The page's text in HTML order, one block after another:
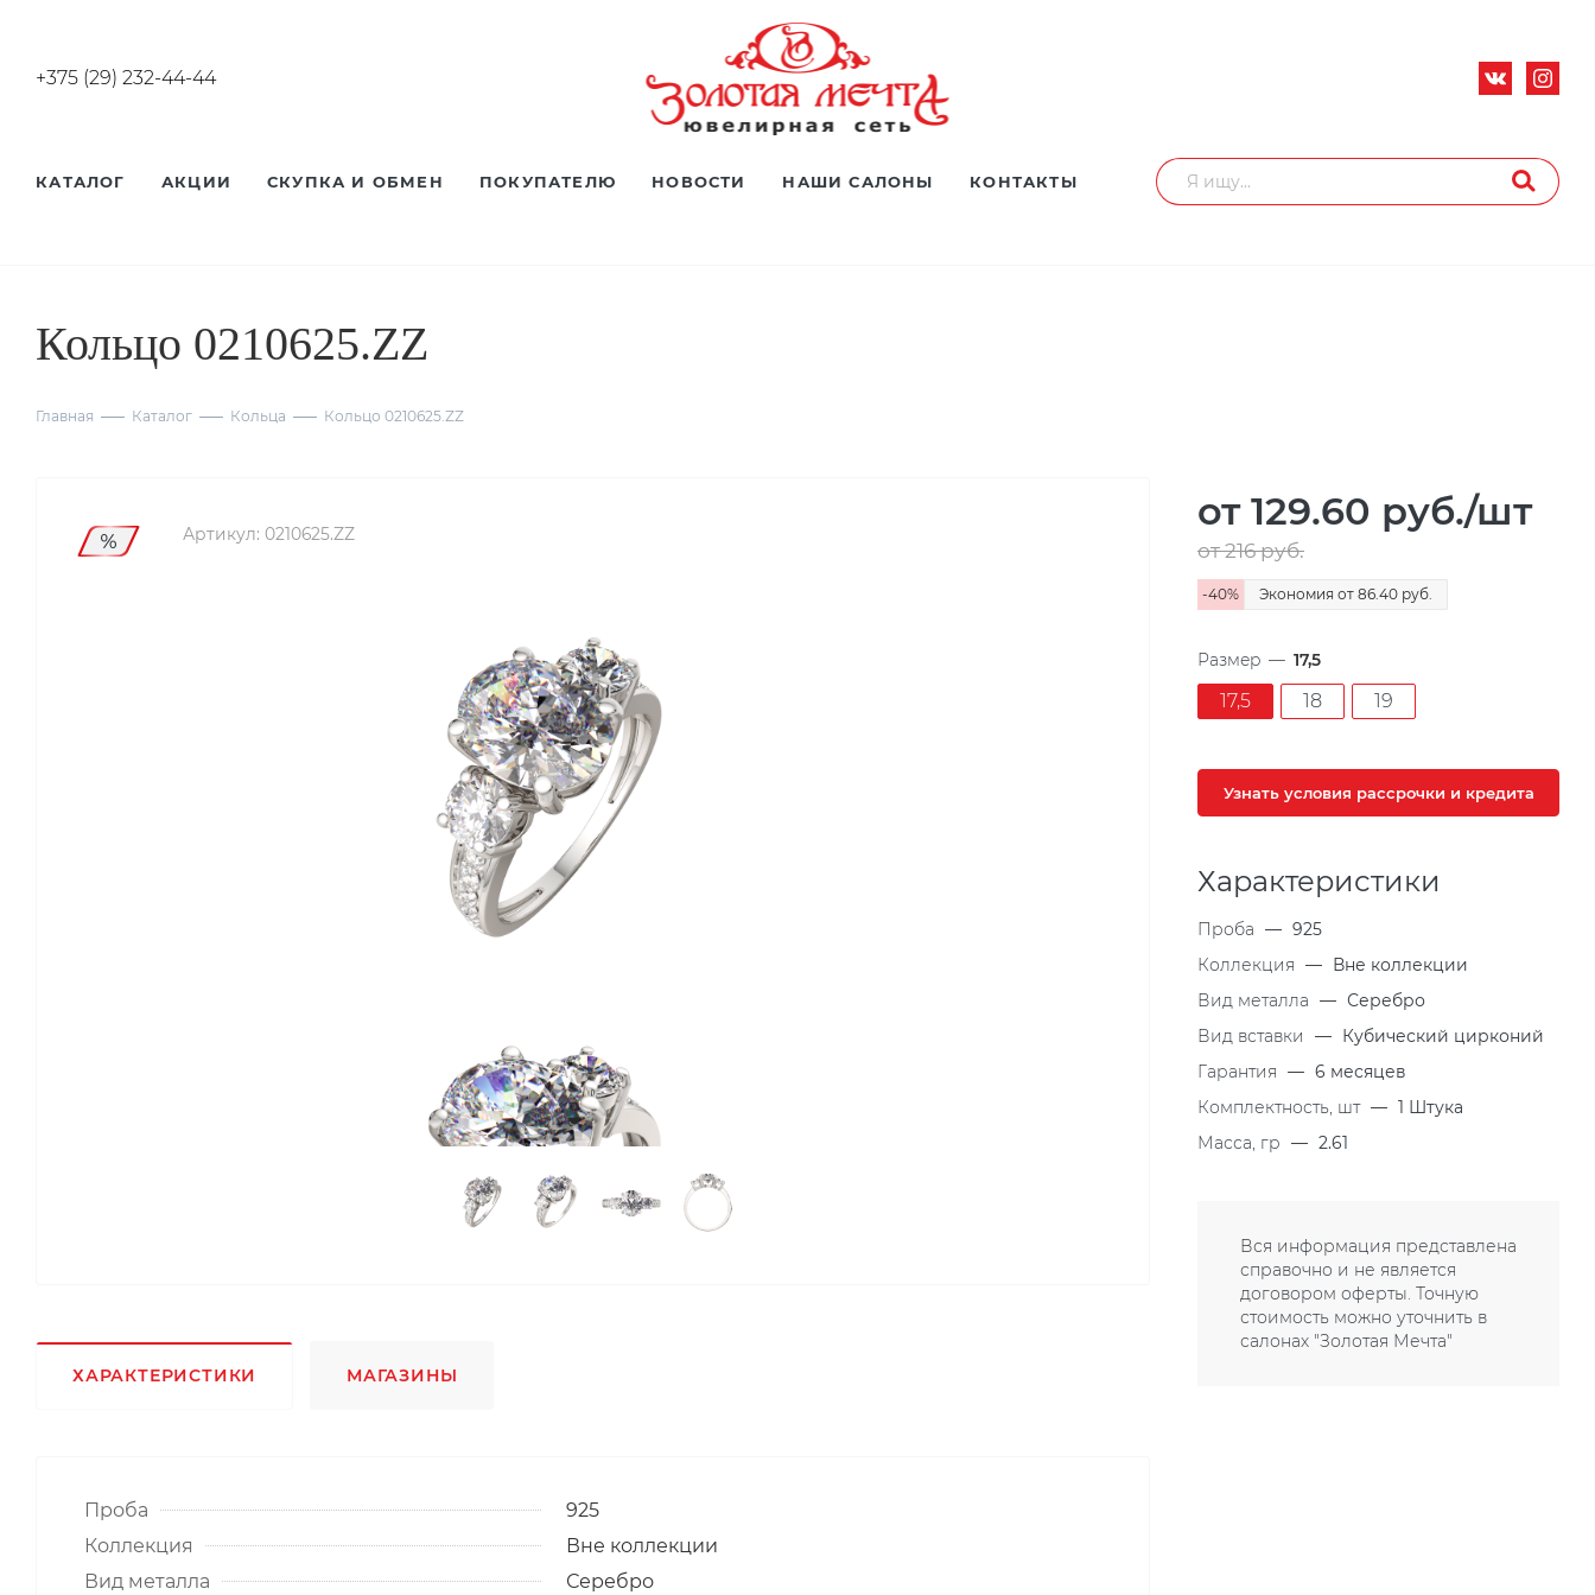
+375 (29) 232-44-44
КАТАЛОГ АКЦИИ СКУПКА И ОБМЕН ПОКУПАТЕЛЮ НОВОСТИ НАШИ САЛОНЫ КОНТАКТЫ
Кольцо 0210625.ZZ
Главная Каталог Кольца Кольцо 0210625.ZZ
Артикул: 0210625.ZZ
ХАРАКТЕРИСТИКИ МАГАЗИНЫ
Проба
925
Коллекция
Вне коллекции
Вид металла
Серебро
от 129.60 руб./шт
от 216руб.
-40% Экономия от 86.40 руб.
Размер — 17,5
17,5 18 19
Узнать условия рассрочки и кредита
Характеристики
Проба — 925
Коллекция — Вне коллекции
Вид металла — Серебро
Вид вставки
— Кубический цирконий
Гарантия — 6 месяцев
Комплектность, шт — 1 Штука
Масса, гр — 2.61
Вся информация представлена
справочно и не является
договором оферты. Точную
стоимость можно уточнить в
салонах "Золотая Мечта"